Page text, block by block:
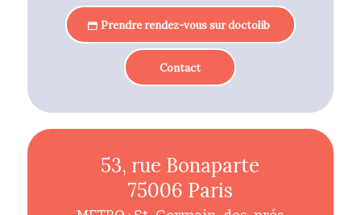
Prendre rendez-vous sur doctolib
Contact
53, rue Bonaparte
75006 Paris